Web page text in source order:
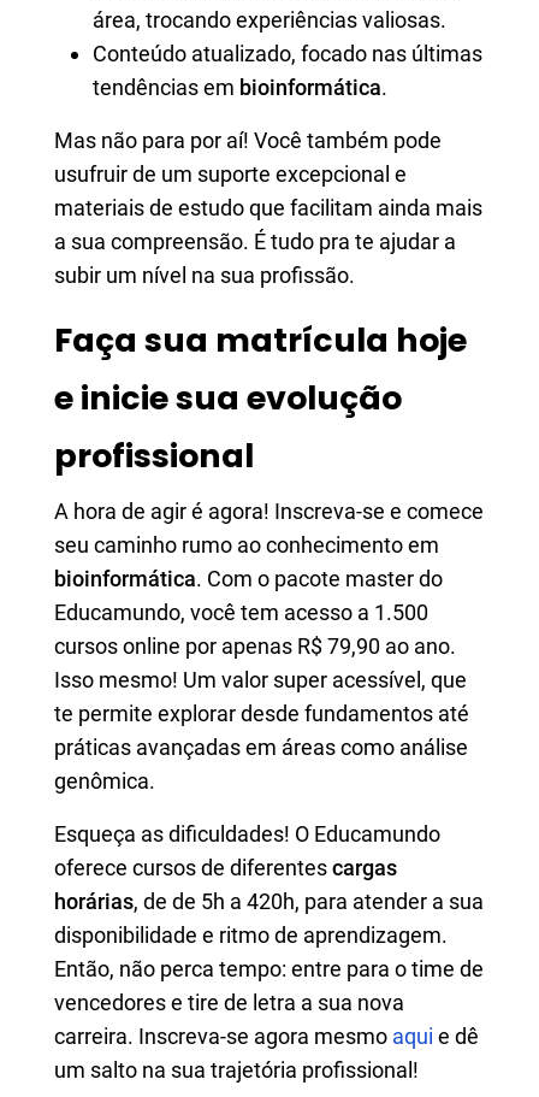
área, trocando experiências valiosas.
Conteúdo atualizado, focado nas últimas
tendências em bioinformática.
Mas não para por aí! Você também pode
usufruir de um suporte excepcional e
materiais de estudo que facilitam ainda mais
a sua compreensão. É tudo pra te ajudar a
subir um nível na sua profissão.
Faça sua matrícula hoje
e inicie sua evolução
profissional
A hora de agir é agora! Inscreva-se e comece
seu caminho rumo ao conhecimento em
bioinformática. Com o pacote master do
Educamundo, você tem acesso a 1.500
cursos online por apenas R$ 79,90 ao ano.
Isso mesmo! Um valor super acessível, que
te permite explorar desde fundamentos até
práticas avançadas em áreas como análise
genômica.
Esqueça as dificuldades! O Educamundo
oferece cursos de diferentescargas
horárias, de de 5h a 420h, para atender a sua
disponibilidade e ritmo de aprendizagem.
Então, não perca tempo: entre para o time de
vencedores e tire de letra a sua nova
carreira. Inscreva-se agora mesmo aqui e dê
um salto na sua trajetória profissional!